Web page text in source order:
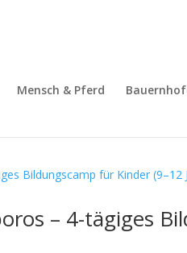
Mensch & Pferd
– 4-tägiges